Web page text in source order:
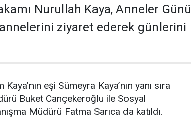
Nurullah Kaya, Anneler Günü
annelerini ziyaret ederek günlerini
eşi Sümeyra Kaya’nın yanı sıra
Buket Cançekeroğlu ile Sosyal
Müdürü Fatma Sarıca da katıldı.